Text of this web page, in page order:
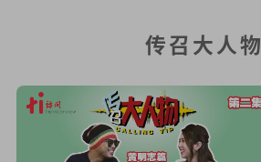
传召大人物